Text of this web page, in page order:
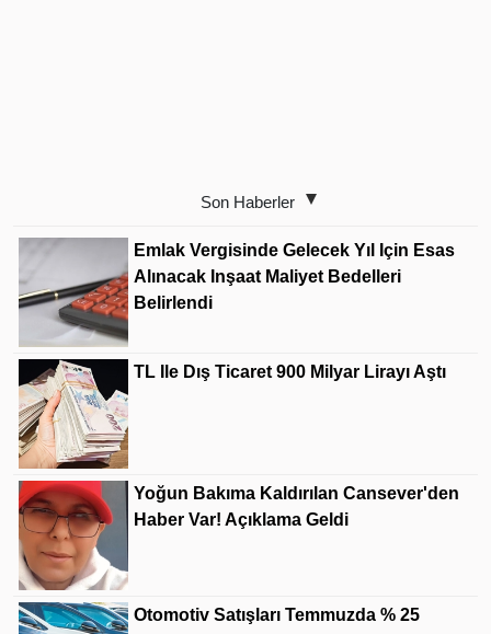
Son Haberler
Emlak Vergisinde Gelecek Yıl Için Esas
Alınacak Inşaat Maliyet Bedelleri
Belirlendi
TL Ile Dış Ticaret 900 Milyar Lirayı Aştı
Yoğun Bakıma Kaldırılan Cansever'den
Haber Var! Açıklama Geldi
Otomotiv Satışları Temmuzda % 25